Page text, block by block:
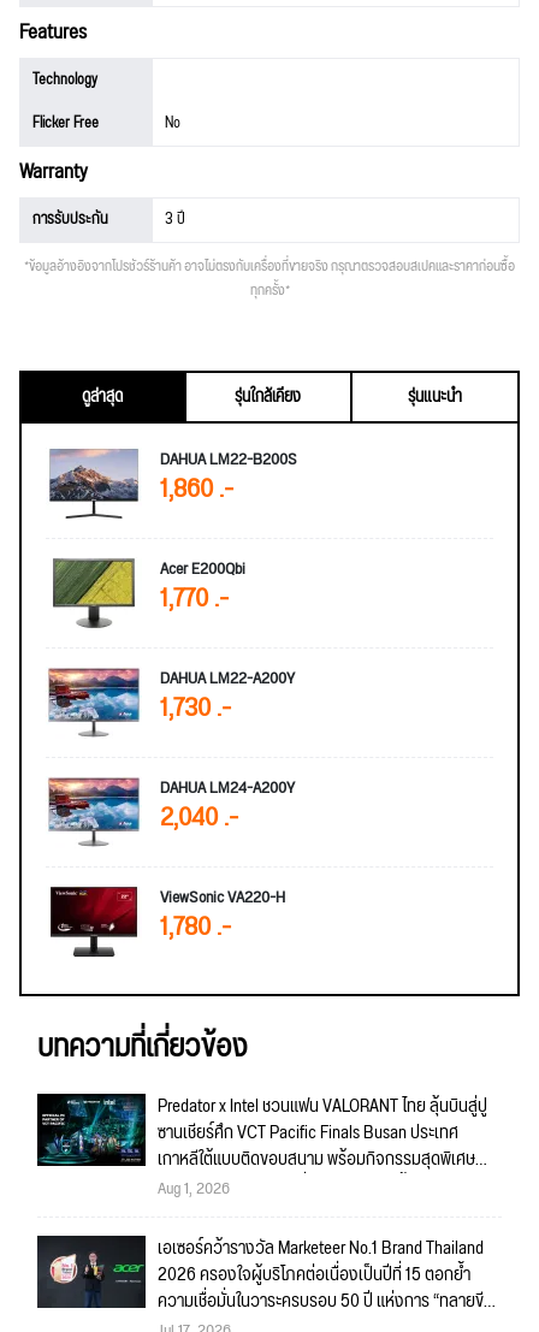
Features
Technology
Flicker Free
No
Warranty
การรับประกัน 3 ปี
*ข้อมูลอ้างอิงจากโปรชัวร์ร้านค้า อาจไม่ตรงกับเครื่องที่ขายจริง กรุณาตรวจสอบสเปคและราคาก่อนซื้อ
ทุกครั้ง*
ดูล่าสุด รุ่นใกล้เคียง
รุ่นแนะนำ
DAHUA LM22-B200S
1,860 .-
Acer E200Qbi
1,770 .-
DAHUA LM22-A200Y
1,730 .-
DAHUA LM24-A200Y
2,040 .-
ViewSonic VA220-H
1,780 .-
บทความที่เกี่ยวข้อง
Predator x Intel ชวนแฟน VALORANT ไทย ลุ้นบินสู่ปู
ซานเชียร์ศึก VCT Pacific Finals Busan ประเทศ
เกาหลีใต้แบบติดขอบสนาม พร้อมกิจกรรมสุดพิเศษ
ตลอดทัวร์นาเมนต์ วันที่ 5-6 กันยายนนี้!
Aug 1, 2026
เอเซอร์คว้ารางวัล Marketeer No.1 Brand Thailand
2026 ครองใจผู้บริโภคต่อเนื่องเป็นปีที่ 15 ตอกย้ำ
ความเชื่อมั่นในวาระครบรอบ 50 ปี แห่งการ “ทลายขีด